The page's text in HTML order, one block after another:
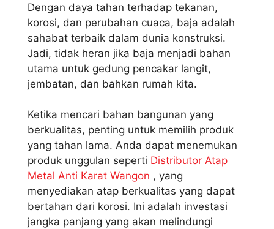
Dengan daya tahan terhadap tekanan,
korosi, dan perubahan cuaca, baja adalah
sahabat terbaik dalam dunia konstruksi.
Jadi, tidak heran jika baja menjadi bahan
utama untuk gedung pencakar langit,
jembatan, dan bahkan rumah kita.
Ketika mencari bahan bangunan yang
berkualitas, penting untuk memilih produk
yang tahan lama. Anda dapat menemukan
produk unggulan seperti Distributor Atap
Metal Anti Karat Wangon , yang
menyediakan atap berkualitas yang dapat
bertahan dari korosi. Ini adalah investasi
jangka panjang yang akan melindungi